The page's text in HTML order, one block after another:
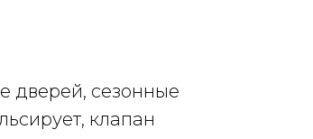
дверей, сезонные
клапан